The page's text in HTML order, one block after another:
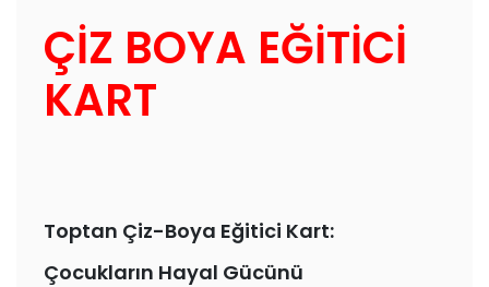
ÇİZ BOYA EĞİTİCİ
KART
Toptan Çiz-Boya Eğitici Kart:
Çocukların Hayal Gücünü